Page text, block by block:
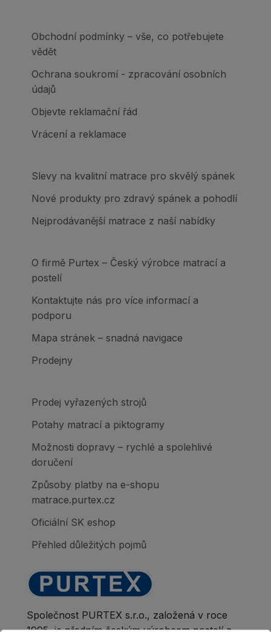
Obchodní podmínky – vše, co potřebujete
vědět
Ochrana soukromí - zpracování osobních
údajů
Objevte reklamační řád
Vrácení a reklamace
Slevy na kvalitní matrace pro skvělý spánek
Nové produkty pro zdravý spánek a pohodlí
Nejprodávanější matrace z naší nabídky
O firmě Purtex – Český výrobce matrací a
postelí
Kontaktujte nás pro více informací a
podporu
Mapa stránek – snadná navigace
Prodejny
Prodej vyřazených strojů
Potahy matrací a piktogramy
Možnosti dopravy – rychlé a spolehlivé
doručení
Způsoby platby na e-shopu
matrace.purtex.cz
Oficiální SK eshop
Přehled důležitých pojmů
Společnost PURTEX s.r.o., založená v roce